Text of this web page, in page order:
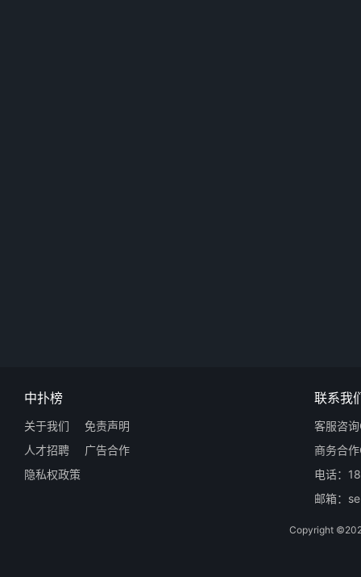
中扑榜
关于我们
免责声明
人才招聘
广告合作
隐私权政策
联系我
客服咨
商务合
电话：
邮箱：
Copyright